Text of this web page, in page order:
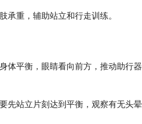
承重，辅助站立和行走训练。
体平衡，眼睛看向前方，推动助行
先站立片刻达到平衡，观察有无头